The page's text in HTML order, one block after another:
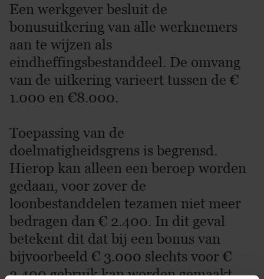
Een werkgever besluit de
bonusuitkering van alle werknemers
aan te wijzen als
eindheffingsbestanddeel. De omvang
van de uitkering varieert tussen de €
1.000 en €8.000.
Toepassing van de
doelmatigheidsgrens is begrensd.
Hierop kan alleen een beroep worden
gedaan, voor zover de
loonbestanddelen tezamen niet meer
bedragen dan € 2.400. In dit geval
betekent dit dat bij een bonus van
bijvoorbeeld € 3.000 slechts voor €
2.400 gebruik kan worden gemaakt